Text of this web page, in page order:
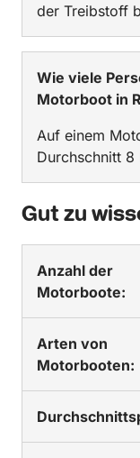
der Treibstoff
Wie viele
Motorboot in
Auf einem
Durchschnitt 8
Gut zu
Anzahl der
Motorboote:
Arten von
Motorbooten: